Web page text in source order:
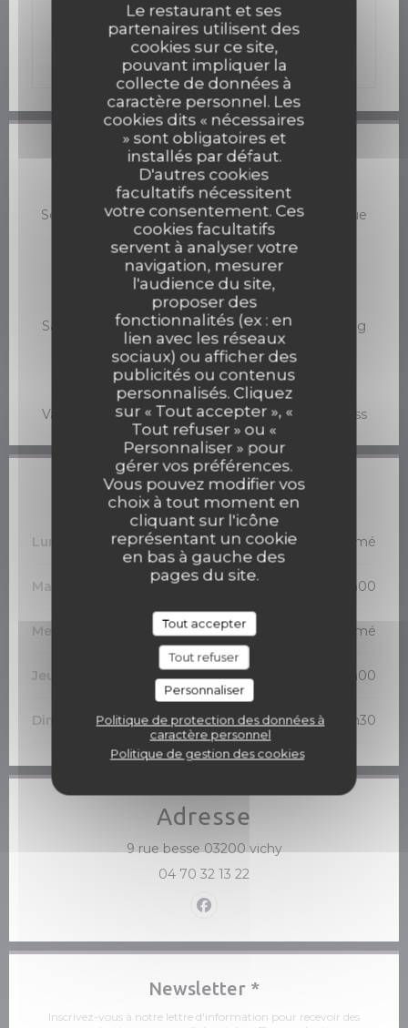
Le restaurant et ses
partenaires utilisent des
cookies sur ce site,
pouvant impliquer la
collecte de données à
caractère personnel. Les
cookies dits « nécessaires
» sont obligatoires et
installés par défaut.
D'autres cookies
facultatifs nécessitent
votre consentement. Ces
cookies facultatifs
servent à analyser votre
navigation, mesurer
l'audience du site,
proposer des
fonctionnalités (ex : en
lien avec les réseaux
sociaux) ou afficher des
publicités ou contenus
personnalisés. Cliquez
sur « Tout accepter », «
Tout refuser » ou «
Personnaliser » pour
gérer vos préférences.
Vous pouvez modifier vos
choix à tout moment en
cliquant sur l'icône
représentant un cookie
en bas à gauche des
pages du site.
Tout accepter
Tout refuser
Personnaliser
Politique de protection des données à
caractère personnel
Politique de gestion des cookies
WIDGET1&utm_medium=organic"
id="GM-Widget-widget-epure-les-
caudalies-restaurant
Infos pratiques
Cuisine
Semi-Gastronomique, Produits frais, Bistronomique
Type de restaurant
Restaurant Gastronomique & Bistronomique
Services
Salle climatisée, privatisation du restaurant, Parking
public à proximité
Moyens de paiement
Visa, Eurocard/Mastercard, Espèces, Chèques
Vacances, Chèques, Carte Bleue, American Express
Horaires
Lundi Fermé
Mardi 12h00 - 13h30 19h00 - 21h00
Mercredi Fermé
Jeu 12h00 - 13h30 19h00 - 21h00
Dimanche 12h00 - 13h30
Adresse
9 rue besse 03200 vichy((ouvre une
04 70 32 13 22
Facebook ((ouvre une
Newsletter *
Inscrivez-vous à notre lettre d'information pour recevoir des